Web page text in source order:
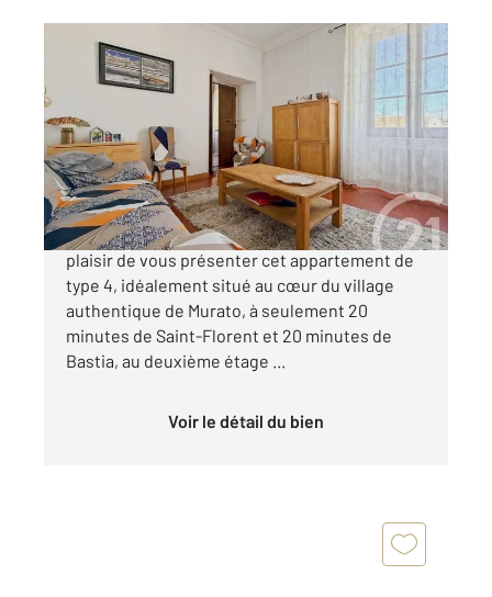
MURATO 202
69,43 m2, 4 pièces
Ref : 648
Appartement T4 à vendre
129 000 €
Votre agence CENTURY 21 Dary Immobilier a le
plaisir de vous présenter cet appartement de
type 4, idéalement situé au cœur du village
authentique de Murato, à seulement 20
minutes de Saint-Florent et 20 minutes de
Bastia, au deuxième étage ...
Voir le détail du bien